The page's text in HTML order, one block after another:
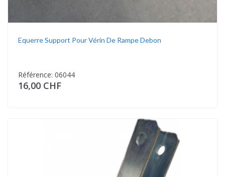
Equerre Support Pour Vérin De Rampe Debon
Référence: 06044
16,00 CHF